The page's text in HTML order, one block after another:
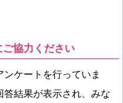
協力ください
ケートを行っていま
結果が表示され、みな